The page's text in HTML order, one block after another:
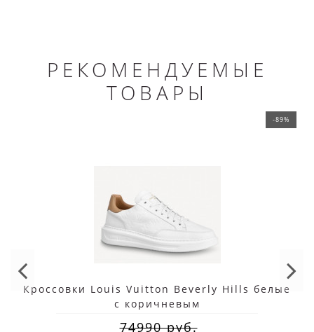
РЕКОМЕНДУЕМЫЕ
ТОВАРЫ
-89%
Кроссовки Louis Vuitton Beverly Hills белые
с коричневым
74990 руб.